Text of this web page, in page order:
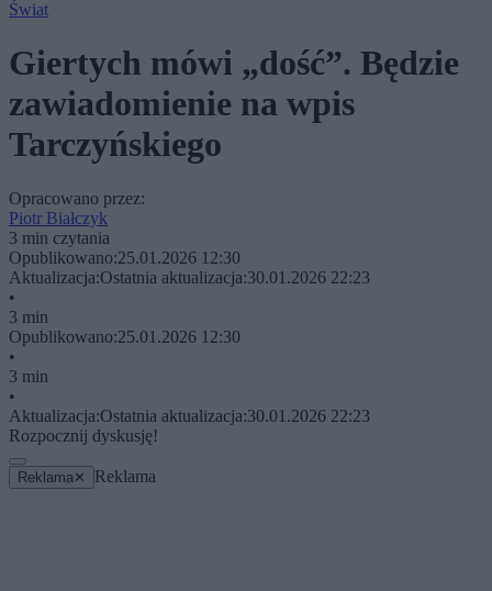
Świat
Giertych mówi „dość”. Będzie
zawiadomienie na wpis
Tarczyńskiego
Opracowano przez:
Piotr Białczyk
3 min czytania
Opublikowano:25.01.2026 12:30
Aktualizacja:Ostatnia aktualizacja:30.01.2026 22:23
•
3 min
Opublikowano:25.01.2026 12:30
•
3 min
•
Aktualizacja:Ostatnia aktualizacja:30.01.2026 22:23
Rozpocznij dyskusję!
Reklama ✕ Reklama